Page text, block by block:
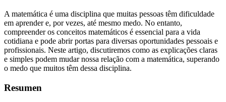
A matemática é uma disciplina que muitas pessoas têm dificuldade
em aprender e, por vezes, até mesmo medo. No entanto,
compreender os conceitos matemáticos é essencial para a vida
cotidiana e pode abrir portas para diversas oportunidades pessoais e
profissionais. Neste artigo, discutiremos como as explicações claras
e simples podem mudar nossa relação com a matemática, superando
o medo que muitos têm dessa disciplina.
Resumen